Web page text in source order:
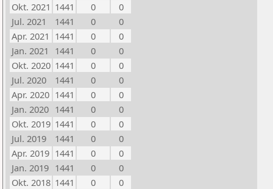
Okt. 2021 1441 0
0
Jul. 2021
1441 0
0
Apr. 2021 1441 0
0
Jan. 2021
1441 0
0
Okt. 2020 1441 0
0
Jul. 2020
1441 0
0
Apr. 2020 1441 0
0
Jan. 2020 1441 0
0
Okt. 2019 1441 0
0
Jul. 2019
1441 0
0
Apr. 2019 1441 0
0
Jan. 2019 1441 0
0
Okt. 2018 1441 0
0